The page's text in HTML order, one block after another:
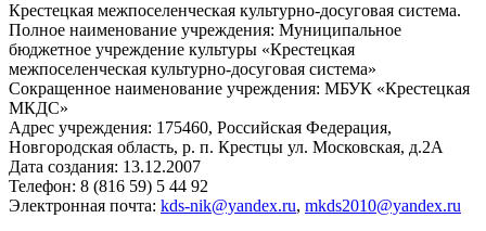
Крестецкая межпоселенческая культурно-досуговая система.
Полное наименование учреждения: Муниципальное
бюджетное учреждение культуры «Крестецкая
межпоселенческая культурно-досуговая система»
Сокращенное наименование учреждения: МБУК «Крестецкая
МКДС»
Адрес учреждения: 175460, Российская Федерация,
Новгородская область, р. п. Крестцы ул. Московская, д.2А
Дата создания: 13.12.2007
Телефон: 8 (816 59) 5 44 92
Электронная почта: kds-nik@yandex.ru, mkds2010@yandex.ru